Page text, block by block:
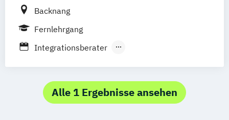
Backnang
Fernlehrgang
Integrationsberater
Stressmanagement Training
Alle 1 Ergebnisse ansehen